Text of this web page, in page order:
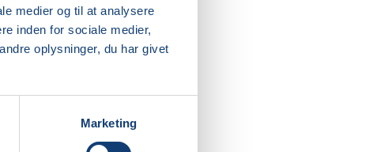
medier og til at analysere
inden for sociale medier,
oplysninger, du har givet
Marketing
gøre en